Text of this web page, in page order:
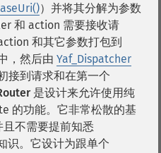
）并将其分解为参数
和 action 需要接收请
和其它参数打包到
，然后由 Yaf_Dispatcher
接到请求和在第一个
是设计来允许使用纯
的功能。它非常松散的基
不需要提前知悉
识。它设计为跟单个